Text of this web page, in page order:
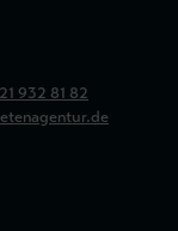
932 81 82